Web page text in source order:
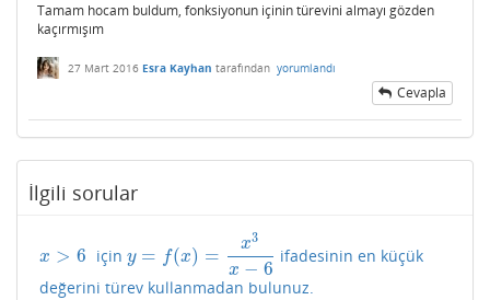
Tamam hocam buldum, fonksiyonun içinin türevini almayı gözden
kaçırmışım
27 Mart 2016 Esra Kayhan tarafından yorumlandı
Cevapla
İlgili sorular
x > 6
x> 6 için y = f(x) = x3
x − 6
y=f(x =x3x −6
ifadesinin en küçük
değerini türev kullanmadan bulunuz.